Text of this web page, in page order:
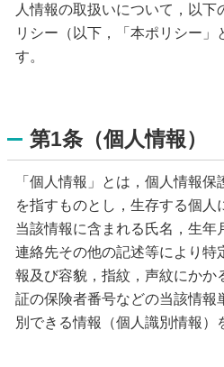
人情報の取扱いについて，以
リシー（以下，「本ポリシー」
す。
第1条（個人情報）
「個人情報」とは，個人情報保
を指すものとし，生存する個人
当該情報に含まれる氏名，生年
連絡先その他の記述等により特
報及び容貌，指紋，声紋にかか
証の保険者番号などの当該情報
別できる情報（個人識別情報）